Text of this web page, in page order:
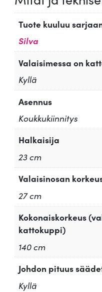
Tuote kuuluu
Silva
Valaisimessa on
Kyllä
Asennus
Koukkukiinnitys
Halkaisija
23 cm
Valaisinosan
27 cm
Kokonaiskorkeus
kattokuppi)
140 cm
Johdon pituus
Kyllä